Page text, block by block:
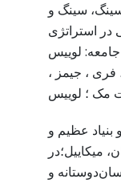
سینگ و
در استراتژی
لوییس
فری ، جیمز ،
مک ؛ لوییس
عظیم و
میکاییل؛در
و